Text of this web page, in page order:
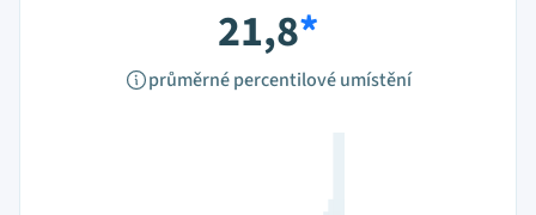
21,8*
průměrné percentilové umístění